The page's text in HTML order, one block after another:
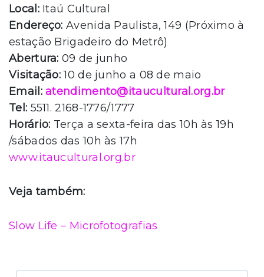
Local: Itaú Cultural
Endereço: Avenida Paulista, 149 (Próximo à
estação Brigadeiro do Metrô)
Abertura: 09 de junho
Visitação:10 de junho a 08 de maio
Email:atendimento@itaucultural.org.br
Tel: 5511. 2168-1776/1777
Horário: Terça a sexta-feira das 10h às 19h
/sábados das 10h às 17h
www.itaucultural.org.br
Veja também:
Slow Life – Microfotografias